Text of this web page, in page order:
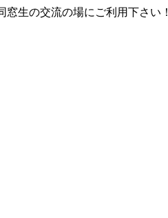
生の交流の場にご利用下さい！